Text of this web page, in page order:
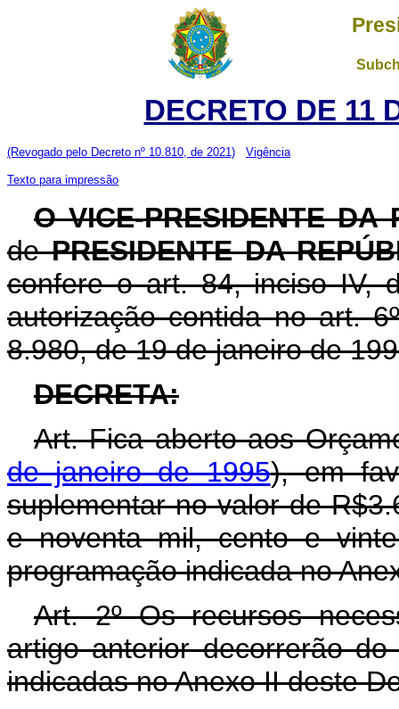
DECRETO DE 11
(Revogado pelo Decreto nº 10.810, de 2021) Vigência
Texto para impressão
O VICE-PRESIDENTE DA
dePRESIDENTE DA
confere o art. 84, inciso IV,
autorização contida no art.
8.980, de 19 de janeiro de
DECRETA:
Art. Fica aberto aos
de janeiro de 1995), em
suplementar no valor de
e noventa mil, cento e
programação indicada no
Art. 2º Os recursos
artigo anterior decorrerão
indicadas no Anexo II deste